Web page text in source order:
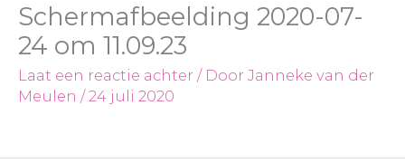
Schermafbeelding 2020-07-
24 om 11.09.23
Laat een reactie achter / Door Janneke van der
Meulen /24 juli 2020